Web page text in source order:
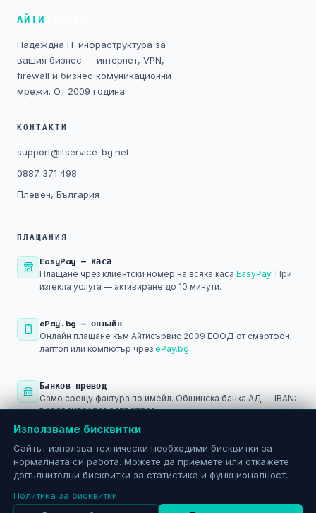
Използваме бисквитки
Сайтът използва технически необходими бисквитки за
нормалната си работа. Можете да приемете или откажете
допълнителни бисквитки за статистика и функционалност.
Политика за бисквитки
АЙТИ
Надеждна IT инфраструктура за
вашия бизнес — интернет, VPN,
firewall и бизнес комуникационни
мрежи. От 2009 година.
КОНТАКТИ
support@itservice-bg.net
0887 371 498
Плевен, България
ПЛАЩАНИЯ
EasyPay — каса
Плащане чрез клиентски номер на всяка каса EasyPay. При
изтекла услуга — активиране до 10 минути.
ePay.bg — онлайн
Онлайн плащане към Айтисървис 2009 ЕООД от смартфон,
лаптоп или компютър чрез ePay.bg.
Банков превод
Само срещу фактура по имейл. Общинска банка АД — IBAN:
BG29SOMB91301045793501
PayPal
Плащане след регистрация вPayPal— за международни и
онлайн разплащания.